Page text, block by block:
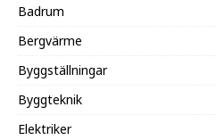
Badrum
Bergvärme
Byggställningar
Byggteknik
Elektriker